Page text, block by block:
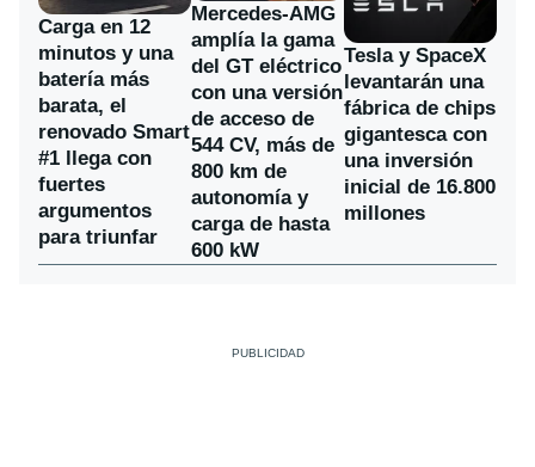
Carga en 12
minutos y una
batería más
barata, el
renovado Smart
#1 llega con
fuertes
argumentos
para triunfar
Mercedes-AMG
amplía la gama
del GT eléctrico
con una versión
de acceso de
544 CV, más de
800 km de
autonomía y
carga de hasta
600 kW
Tesla y SpaceX
levantarán una
fábrica de chips
gigantesca con
una inversión
inicial de 16.800
millones